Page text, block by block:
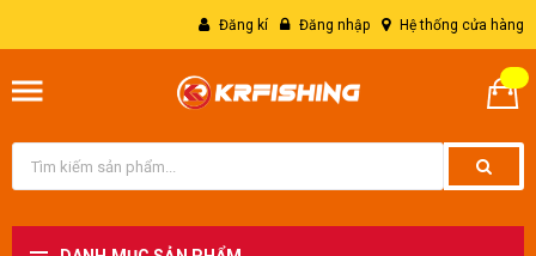
Đăng kí Đăng nhập Hệ thống cửa hàng